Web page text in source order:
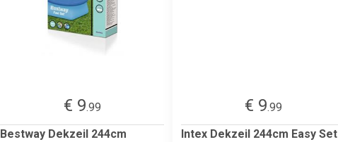
€ 9.99
Bestway Dekzeil 244cm
€ 9.99
Intex Dekzeil 244cm Easy Set